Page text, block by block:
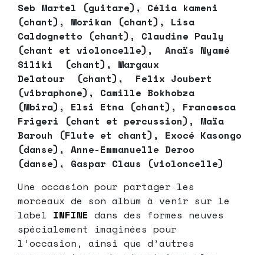
Seb Martel (guitare), Célia kameni
(chant), Morikan (chant), Lisa
Caldognetto (chant), Claudine Pauly
(chant et violoncelle), Anaïs Nyamé
Siliki (chant), Margaux
Delatour (chant), Felix Joubert
(vibraphone), Camille Bokhobza
(Mbira), Elsi Etna (chant), Francesca
Frigeri (chant et percussion), Maïa
Barouh (Flute et chant), Exocé Kasongo
(danse), Anne-Emmanuelle Deroo
(danse), Gaspar Claus (violoncelle)
Une occasion pour partager les
morceaux de son album à venir sur le
label INFINE dans des formes neuves
spécialement imaginées pour
l’occasion, ainsi que d’autres